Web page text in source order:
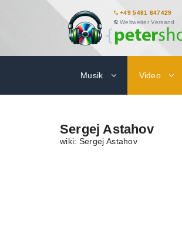
+49 5481 847429
Weltweiter Versand
Musik Video
Sergej Astahov
wiki: Sergej Astahov